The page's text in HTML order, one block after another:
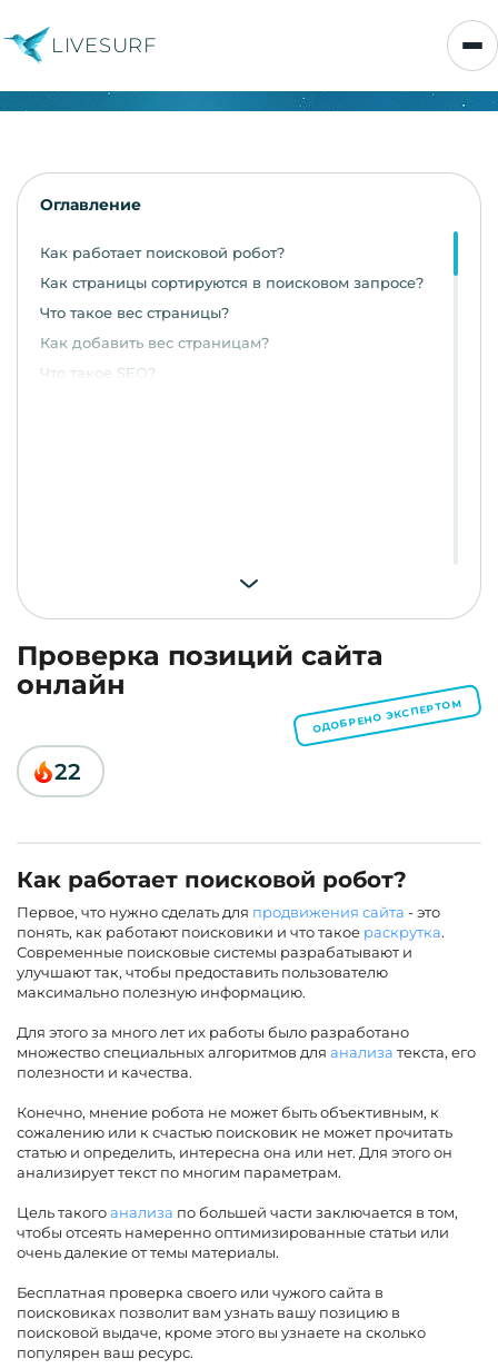
LIVESURF
Оглавление
Как работает поисковой робот?
Как страницы сортируются в поисковом запросе?
Что такое вес страницы?
Как добавить вес страницам?
Что такое SEO?
Проверка позиций сайта
онлайн
ОДОБРЕНО ЭКСПЕРТОМ
22
Как работает поисковой робот?
Первое, что нужно сделать для продвижения сайта - это
понять, как работают поисковики и что такое раскрутка.
Современные поисковые системы разрабатывают и
улучшают так, чтобы предоставить пользователю
максимально полезную информацию.
Для этого за много лет их работы было разработано
множество специальных алгоритмов для анализа текста, его
полезности и качества.
Конечно, мнение робота не может быть объективным, к
сожалению или к счастью поисковик не может прочитать
статью и определить, интересна она или нет. Для этого он
анализирует текст по многим параметрам.
Цель такогоанализа по большей части заключается в том,
чтобы отсеять намеренно оптимизированные статьи или
очень далекие от темы материалы.
Бесплатная проверка своего или чужого сайта в
поисковиках позволит вам узнать вашу позицию в
поисковой выдаче, кроме этого вы узнаете на сколько
популярен ваш ресурс.